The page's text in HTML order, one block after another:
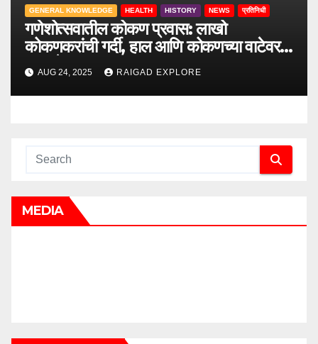
GENERAL KNOWLEDGE HEALTH HISTORY NEWS प्रतिनिधी
गणेशोत्सवातील कोकण प्रवास: लाखो
कोकणकरांची गर्दी, हाल आणि कोकणच्या वाटेवरची
आव्हाने
AUG 24, 2025 RAIGAD EXPLORE
MEDIA